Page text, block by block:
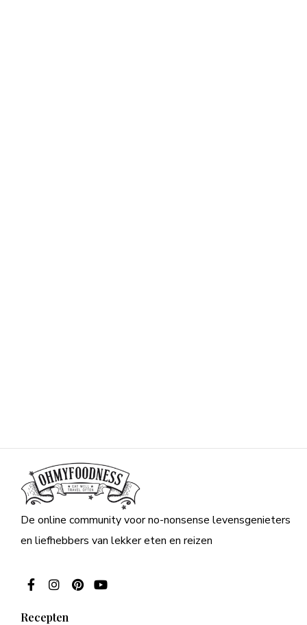
De online community voor no-nonsense levensgenieters
en liefhebbers van lekker eten en reizen
Recepten